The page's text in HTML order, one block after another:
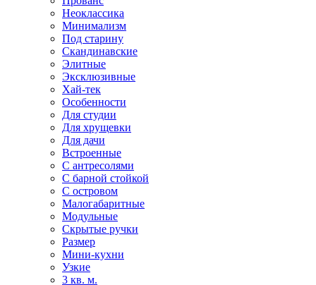
Неоклассика
Минимализм
Под старину
Скандинавские
Элитные
Эксклюзивные
Хай-тек
Особенности
Для студии
Для хрущевки
Для дачи
Встроенные
С антресолями
С барной стойкой
С островом
Малогабаритные
Модульные
Скрытые ручки
Размер
Мини-кухни
Узкие
3 кв. м.